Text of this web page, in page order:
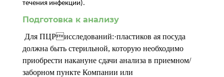
течения инфекции).
Подготовка к анализу
Для ПЦРисследований:·пластиков ая посуда
должна быть стерильной, которую необходимо
приобрести накануне сдачи анализа в приемном/
заборном пункте Компании или